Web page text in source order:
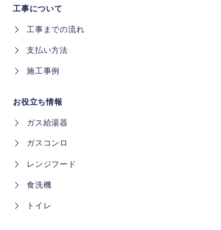
お役立ち情報
トイレ
食洗機
レンジフード
ガスコンロ
ガス給湯器
工事までの流れ
施工事例
支払い方法
工事について